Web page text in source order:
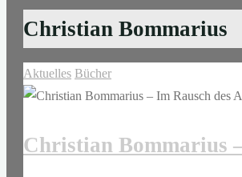
Christian Bommarius
Aktuelles Bücher
Christian Bommarius